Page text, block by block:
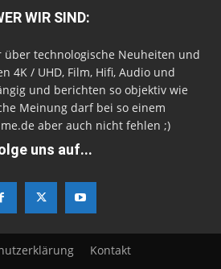
WIR SIND:
über technologische Neuheiten und
4K / UHD, Film, Hifi, Audio und
und berichten so objektiv wie
Meinung darf bei so einem
aber auch nicht fehlen ;)
uns auf...
Kontakt